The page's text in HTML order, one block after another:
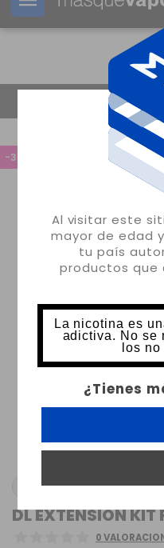
Al visitar este
mayor de edad
tu país
productos que
La nicotina es
adictiva. No se
los
¿Tienes
Tu pedido puede
-30%
DOVPO
DL EXTENSION
0